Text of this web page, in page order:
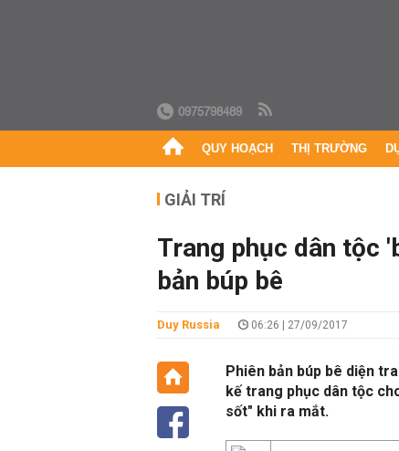
0975798489
QUY HOẠCH THỊ TRƯỜNG
GIẢI TRÍ
Trang phục dân tộc
bản búp bê
Duy Russia 06:26 | 27/09/2017
Phiên bản búp bê diện
kế trang phục dân tộc
sốt" khi ra mắt.